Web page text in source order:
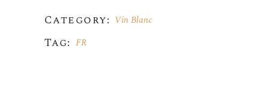
Category: Vin Blanc
Tag: FR